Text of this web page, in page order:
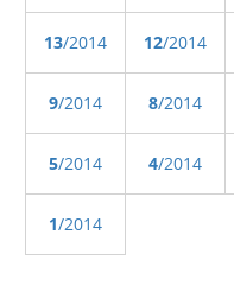
13/2014 12/2014
9/2014 8/2014
5/2014 4/2014
1/2014